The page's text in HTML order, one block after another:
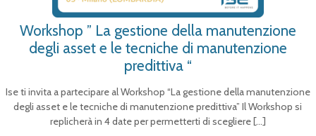
Workshop ” La gestione della manutenzione
degli asset e le tecniche di manutenzione
predittiva “
Ise ti invita a partecipare al Workshop “La gestione della manutenzione
degli asset e le tecniche di manutenzione predittiva” Il Workshop si
replicherà in 4 date per permetterti di scegliere[…]